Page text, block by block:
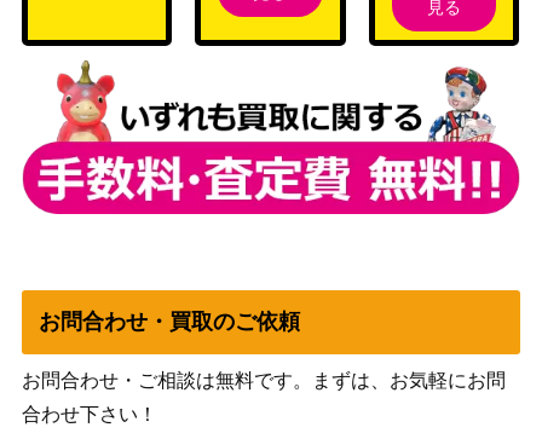
（PROMO）
107/098】
ソード&シールド
ー）
250
マグマの滝壺（UR）【S9
127/100】
ソード&シールド
（スターバース）
スカーレット＆バイオ
ex）
ジガルデGX（HR）【SM6
サン&ムーン
【S12a 226/172】
ソード&シールド
見る
お問合わせ・買取のご依頼
お問合わせ・ご相談は無料です。まずは、お気軽にお問
合わせ下さい！